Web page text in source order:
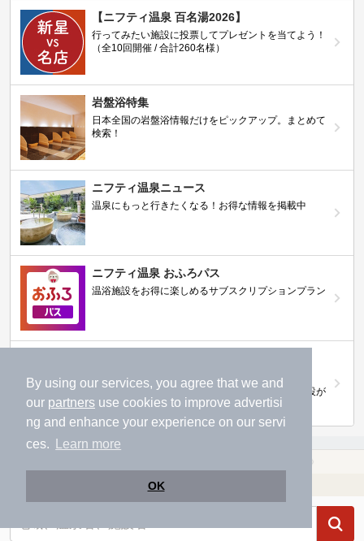
By using our services, you agree that we and
our partners use cookies to improve advertisi
ng and enhance your experience on our servi
ces.
Learn more
OK
【ニフティ温泉 百名湯2026】
行ってみたい施設に投票してプレゼントを当てよう！
（全10回開催 / 合計260名様）
岩盤浴特集
日本全国の岩盤浴情報だけをピックアップ。まとめて
検索！
ニフティ温泉ニュース
温泉にもっと行きたくなる！お得な情報を掲載中
ニフティ温泉 おふろパス
温浴施設をお得に楽しめるサブスクリプションプラン
株主優待制度で人気の温浴施設に行こう！対象施設が
拡充されました！